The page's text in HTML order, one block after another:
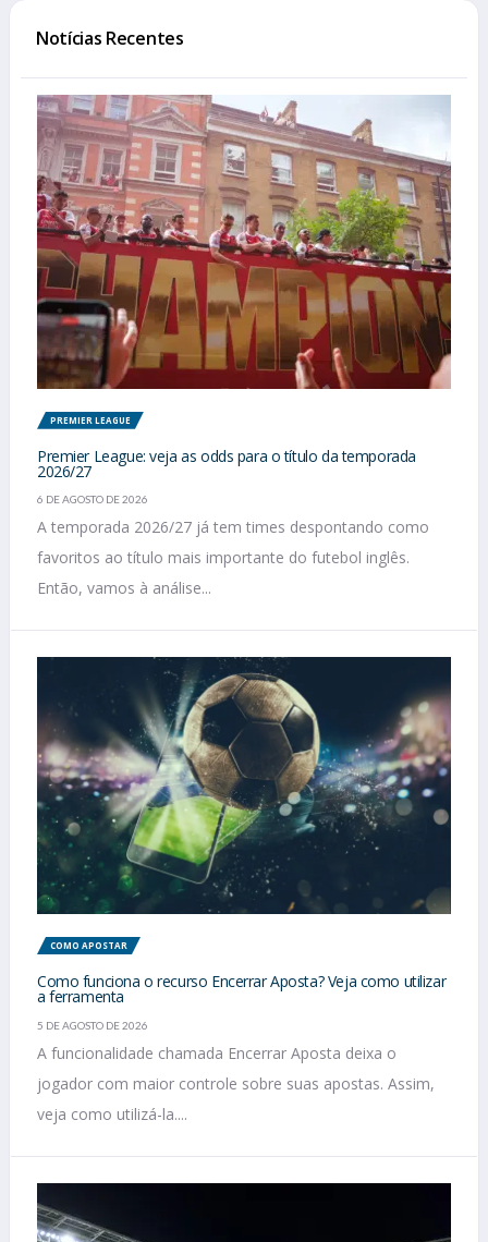
Notícias Recentes
PREMIER LEAGUE
Premier League: veja as odds para o título da temporada
2026/27
6 DE AGOSTO DE 2026
A temporada 2026/27 já tem times despontando como
favoritos ao título mais importante do futebol inglês.
Então, vamos à análise...
COMO APOSTAR
Como funciona o recurso Encerrar Aposta? Veja como utilizar
a ferramenta
5 DE AGOSTO DE 2026
A funcionalidade chamada Encerrar Aposta deixa o
jogador com maior controle sobre suas apostas. Assim,
veja como utilizá-la....